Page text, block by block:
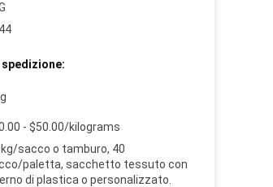
- $50.00/kilograms
kg/sacco o tamburo, 40
paletta, sacchetto tessuto con
di plastica o personalizzato.